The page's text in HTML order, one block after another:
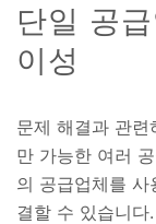
단일 공
이성
문제 해결과 관
만 가능한 여러
의 공급업체를
결할 수 있습니다.